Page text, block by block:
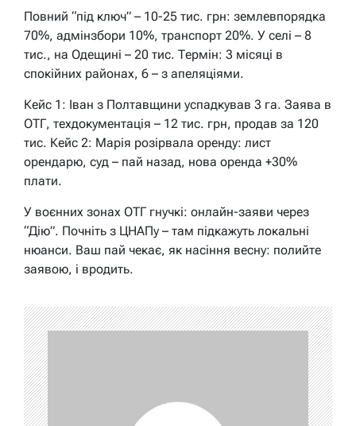
Повний “під ключ” – 10-25 тис. грн: землевпорядка
70%, адмінзбори 10%, транспорт 20%. У селі – 8
тис., на Одещині – 20 тис. Термін: 3 місяці в
спокійних районах, 6 – з апеляціями.
Кейс 1: Іван з Полтавщини успадкував 3 га. Заява в
ОТГ, техдокументація – 12 тис. грн, продав за 120
тис. Кейс 2: Марія розірвала оренду: лист
орендарю, суд – пай назад, нова оренда +30%
плати.
У воєнних зонах ОТГ гнучкі: онлайн-заяви через
“Дію”. Почніть з ЦНАПу – там підкажуть локальні
нюанси. Ваш пай чекає, як насіння весну: полийте
заявою, і вродить.